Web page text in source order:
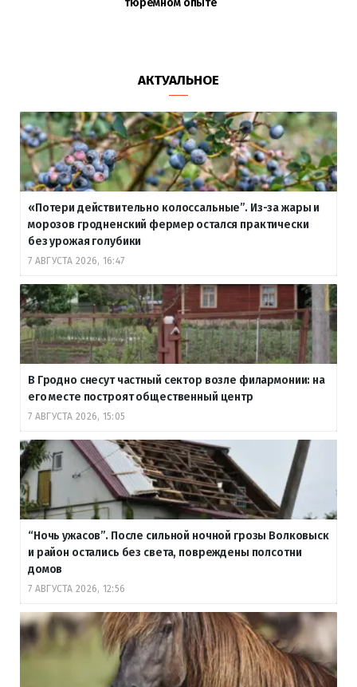
АКТУАЛЬНОЕ
«Потери действительно колоссальные”. Из-за жары и
морозов гродненский фермер остался практически
без урожая голубики
7 АВГУСТА 2026, 16:47
В Гродно снесут частный сектор возле филармонии: на
его месте построят общественный центр
7 АВГУСТА 2026, 15:05
“Ночь ужасов”. После сильной ночной грозы Волковыск
и район остались без света, повреждены полсотни
домов
7 АВГУСТА 2026, 12:56